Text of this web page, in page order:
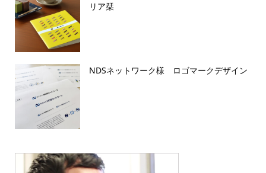
リア栞
NDSネットワーク様 ロゴマークデザイン